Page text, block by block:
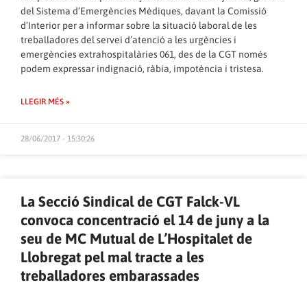
del Sistema d’Emergències Mèdiques, davant la Comissió
d’Interior per a informar sobre la situació laboral de les
treballadores del servei d’atenció a les urgències i
emergències extrahospitalàries 061, des de la CGT només
podem expressar indignació, ràbia, impotència i tristesa.
LLEGIR MÉS »
28/06/2017 - 15:30:26
La Secció Sindical de CGT Falck-VL
convoca concentració el 14 de juny a la
seu de MC Mutual de L’Hospitalet de
Llobregat pel mal tracte a les
treballadores embarassades